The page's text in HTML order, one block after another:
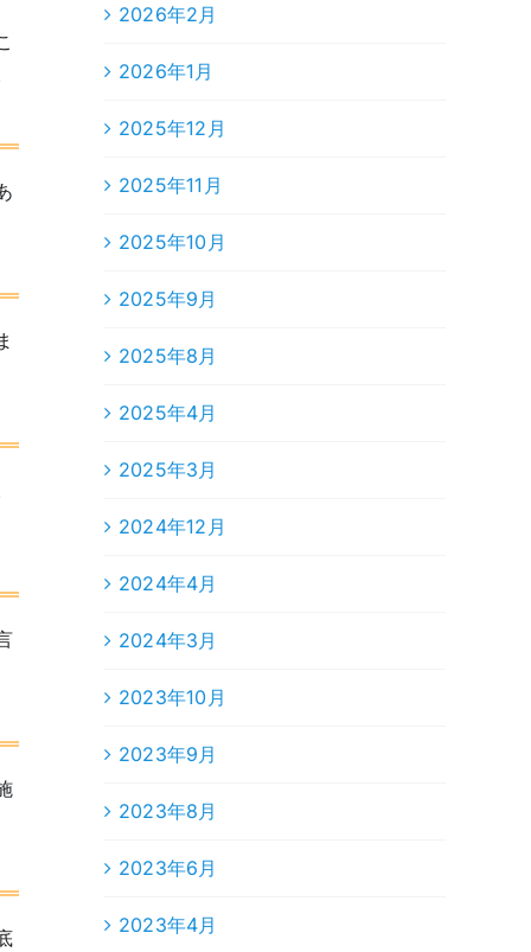
2026年2月
2026年1月
2025年12月
2025年11月
2025年10月
2025年9月
2025年8月
2025年4月
2025年3月
2024年12月
2024年4月
2024年3月
2023年10月
2023年9月
2023年8月
2023年6月
2023年4月